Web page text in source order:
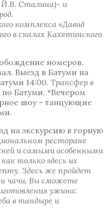
Й.В. Сталина)- и
.
комплекса «Давид
в скалах Кахетинского
номеров.
Выезд в Батуми на
14:00. Трансфер в
по Батуми. *Вечером
шоу – танцующие
на экскурсию в горную
ресторане
и самыми особенными
только здесь их
Здесь же пройдет
и чачи. Вы сможете
ужина:
в тандыре и